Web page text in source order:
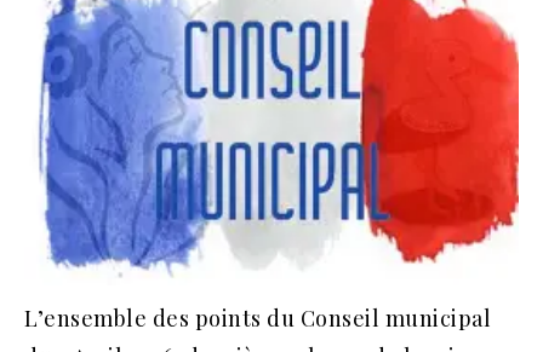
L’ensemble des points du Conseil municipal